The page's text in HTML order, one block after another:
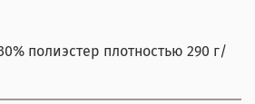
полиэстер плотностью 290 г/